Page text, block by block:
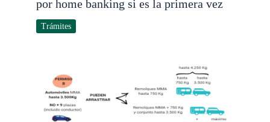
por home banking si es la primera vez
Trámites